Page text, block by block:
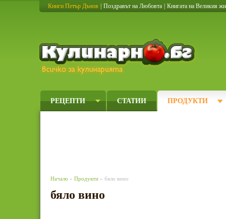
Книги Петър Дънов Поздравът на Любовта Книгата на Великия
РЕЦЕПТИ СТАТИИ ПРОДУКТИ
Начало » Продукти » бяло вино
бяло вино